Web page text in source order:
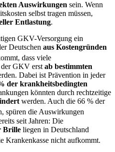
Auswirkungen sein. Wenn
selbst tragen müssen,
Entlastung.
GKV-Versorgung ein
Deutschen aus Kostengründen
dass viele
GKV erst ab bestimmten
Dabei ist Prävention in jeder
der krankheitsbedingten
könnten durch rechtzeitige
werden. Auch die 66 % der
spüren die Auswirkungen
seit Jahren: Die
Brille liegen in Deutschland
Krankenkasse nicht aufkommt.